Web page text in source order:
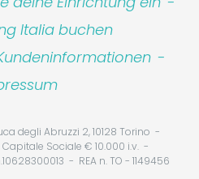
Italia buchen
-
degli Abruzzi 2, 10128 Torino
Capitale Sociale € 10.000 i.v.
REA n. TO - 1149456